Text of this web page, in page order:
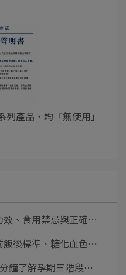
產品，均「無使用」
效、食用禁忌與正確⋯
飯後標準、糖化血色⋯
鐘了解孕期三階段⋯